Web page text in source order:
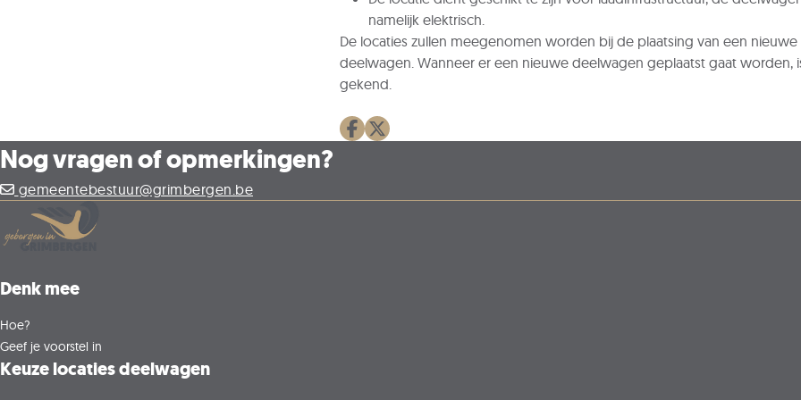
namelijk elektrisch.
De locaties zullen meegenomen worden bij de plaatsing van een nieuwe
deelwagen. Wanneer er een nieuwe deelwagen geplaatst gaat worden,
gekend.
Deel op facebook
Deel op X
Nog vragen of opmerkingen?
gemeentebestuur@grimbergen.be
Denk mee
Hoe?
Geef je voorstel in
Keuze locaties deelwagen